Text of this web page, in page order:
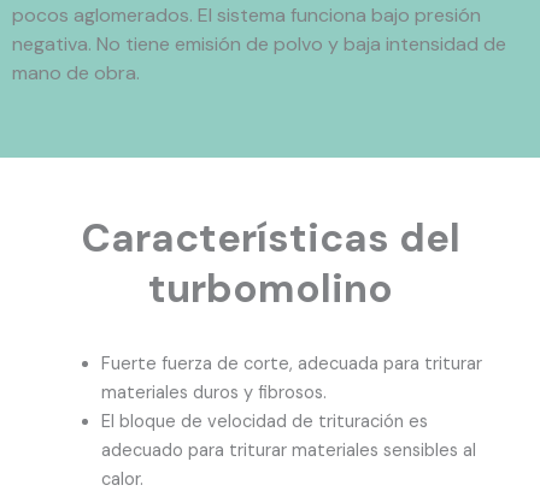
pocos aglomerados. El sistema funciona bajo presión
negativa. No tiene emisión de polvo y baja intensidad de
mano de obra.
Características del
turbomolino
Fuerte fuerza de corte, adecuada para triturar
materiales duros y fibrosos.
El bloque de velocidad de trituración es
adecuado para triturar materiales sensibles al
calor.